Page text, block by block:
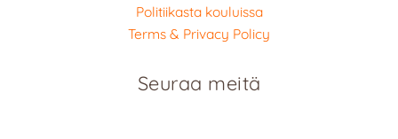
Politiikasta kouluissa
Terms & Privacy Policy
Seuraa meitä